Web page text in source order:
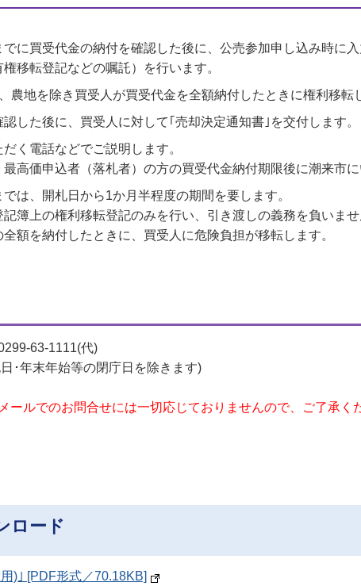
に買受代金の納付を確認した後に、公売参加申し込み時に
移転登記などの嘱託）を行います。
農地を除き買受人が買受代金を全額納付したときに権利移転
した後に、買受人に対して｢売却決定通知書｣を交付します。
く電話などでご説明します。
高価申込者（落札者）の方の買受代金納付期限後に潮来市
は、開札日から1か月半程度の期間を要します。
簿上の権利移転登記のみを行い、引き渡しの義務を負いま
額を納付したときに、買受人に危険負担が移転します。
63-1111(代)
･年末年始等の閉庁日を除きます)
ールでのお問合せには一切応じておりませんので、ご了承く
ロード
)｣ [PDF形式／70.18KB]